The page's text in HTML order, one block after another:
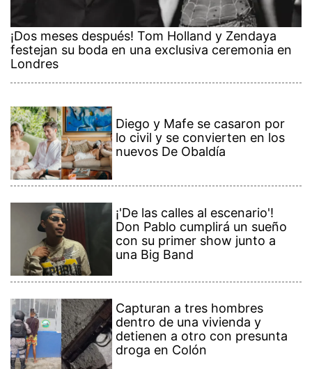
¡Dos meses después! Tom Holland y Zendaya
festejan su boda en una exclusiva ceremonia en
Londres
Diego y Mafe se casaron por
lo civil y se convierten en los
nuevos De Obaldía
¡'De las calles al escenario'!
Don Pablo cumplirá un sueño
con su primer show junto a
una Big Band
Capturan a tres hombres
dentro de una vivienda y
detienen a otro con presunta
droga en Colón